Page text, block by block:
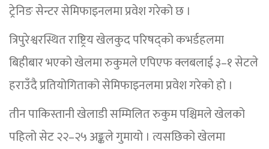
ट्रेनिङ सेन्टर सेमिफाइनलमा प्रवेश गरेको छ ।
त्रिपुरेश्वरस्थित राष्ट्रिय खेलकुद परिषद्को कभर्डहलमा
बिहीबार भएको खेलमा रुकुमले एपिएफ क्लबलाई ३–१ सेटले
हराउँदै प्रतियोगिताको सेमिफाइनलमा प्रवेश गरेको हो ।
तीन पाकिस्तानी खेलाडी सम्मिलित रुकुम पश्चिमले खेलको
पहिलो सेट २२–२५ अङ्कले गुमायो । त्यसछिको खेलमा